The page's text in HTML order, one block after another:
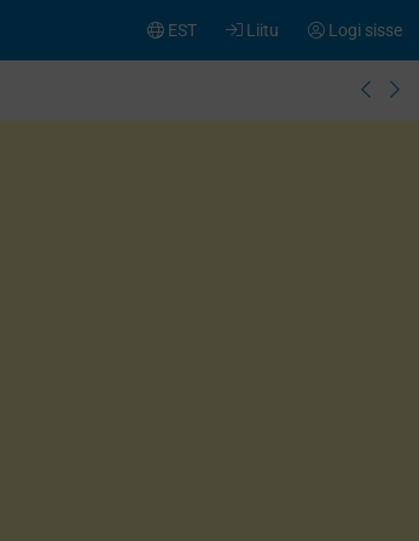
Logi sisse
Liitu
EST